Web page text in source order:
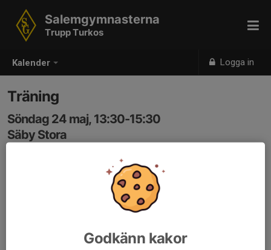
Kalender Logga in
Salemgymnasterna
Trupp Turkos
Träning
Söndag 24 maj, 13:30-15:30
Säby Stora
OBS! Glöm inte vattenflaska
Smycken tas av och lämnas hemma.
Godkänn kakor